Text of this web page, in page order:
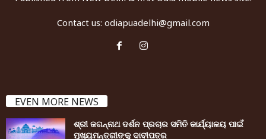
Contact us: odiapuadelhi@gmail.com
EVEN MORE NEWS
ଶ୍ରୀ ଜଗନ୍ନାଥ ଦର୍ଶନ ପ୍ରଚାର ସମିତି କାର୍ଯ୍ୟାଳୟ ପାଇଁ
ମୁଖ୍ୟମନ୍ତ୍ରୀଙ୍କୁ ଦାବୀପତ୍ର